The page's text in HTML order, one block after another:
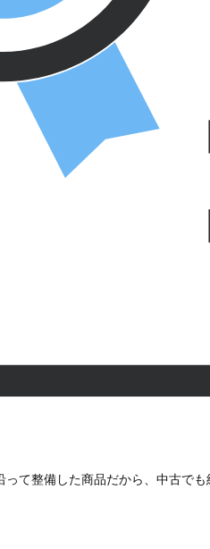
て整備した商品だから、中古で